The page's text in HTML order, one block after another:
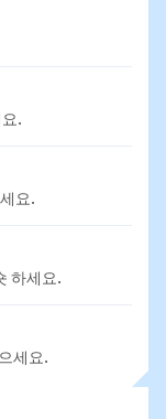
.
요.
하세요.
세요.